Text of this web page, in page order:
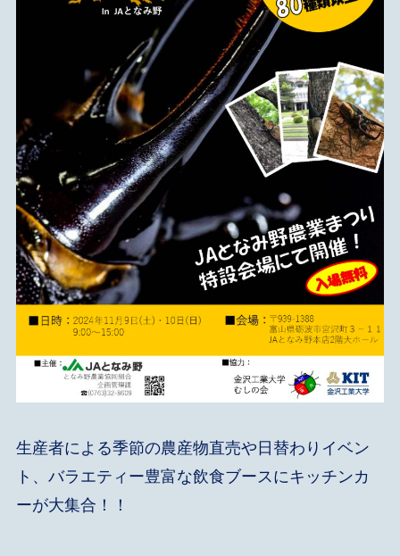
生産者による季節の農産物直売や日替わりイベン
ト、バラエティー豊富な飲食ブースにキッチンカ
ーが大集合！！